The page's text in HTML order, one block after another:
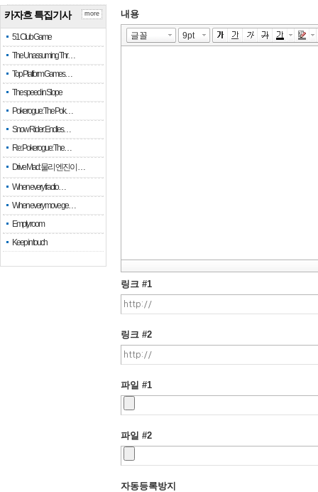
카자흐 특집기사
51 Club Game
The Unassuming Thr…
Top Platform Games…
The speed in Slope
Pokerogue: The Pok…
Snow Rider: Endles…
Re: Pokerogue: The…
Drive Mad: 물리 엔진이 …
When every fractio…
When every move ge…
Empty room
Keep in touch
more 내용
링크 #1
링크 #2
파일 #1
파일 #2
자동등록방지